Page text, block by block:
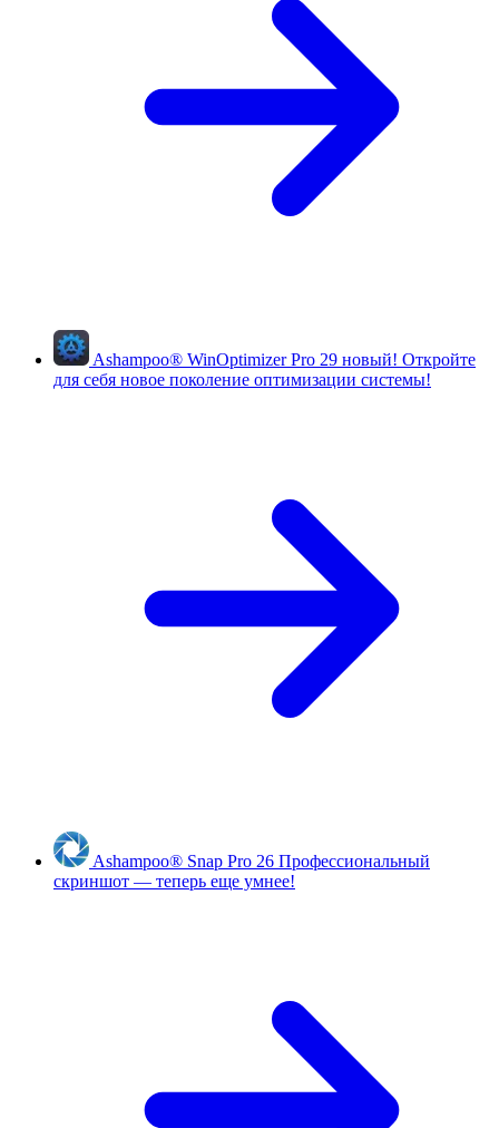
Ashampoo® WinOptimizer Pro 29 новый! Откройте
для себя новое поколение оптимизации системы!
Ashampoo® Snap Pro 26 Профессиональный
скриншот — теперь еще умнее!